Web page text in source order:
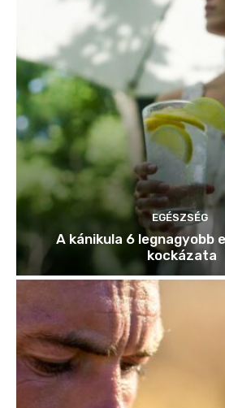
EGÉSZSÉG
A kánikula 6 legnagyobb
kockázata